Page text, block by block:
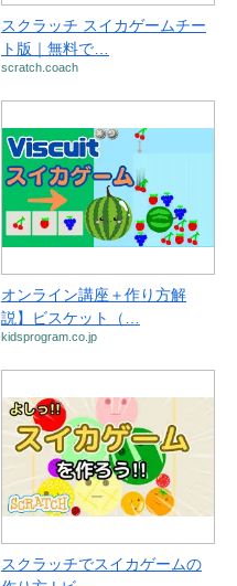
スクラッチ スイカゲームチー
ト版｜無料で…
scratch.coach
オンライン講座＋作り方解
説】ビスケット（…
kidsprogram.co.jp
スクラッチでスイカゲームの